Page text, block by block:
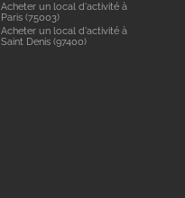
Acheter un local d'activité à
Paris (75003)
Acheter un local d'activité à
Saint Denis (97400)